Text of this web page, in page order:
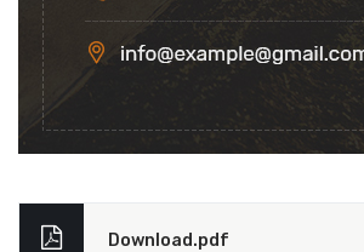
Download.pdf